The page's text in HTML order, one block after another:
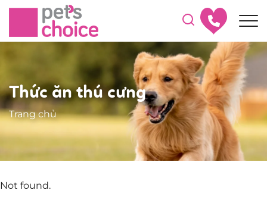
Thức ăn thú cưng
Trang chủ
Not found.